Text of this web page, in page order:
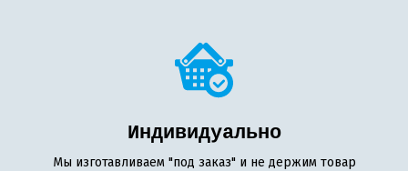
Индивидуально
Мы изготавливаем "под заказ" и не держим товар